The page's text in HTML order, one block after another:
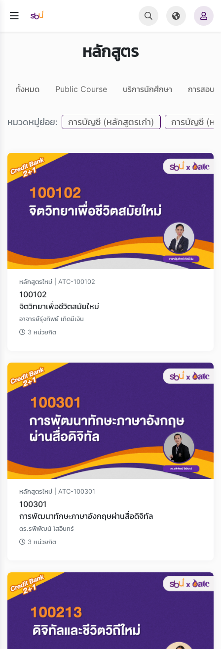
หลักสูตร
ทั้งหมด Public Course บริการนักศึกษา การสอบ
หมวดหมู่ย่อย: การบัญชี (หลักสูตรเก่า) การบัญชี (ห
หลักสูตรใหม่ | ATC-100102
100102
จิตวิทยาเพื่อชีวิตสมัยใหม่
อาจารย์รุ่งทิพย์ เกิดมีเงิน
3 หน่วยกิต
หลักสูตรใหม่ | ATC-100301
100301
การพัฒนาทักษะภาษาอังกฤษผ่านสื่อดิจิทัล
ดร.รพีพัฒน์ โสอินทร์
3 หน่วยกิต